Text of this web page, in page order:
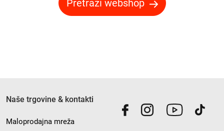
Pretraži webshop
Naše trgovine & kontakti
Maloprodajna mreža